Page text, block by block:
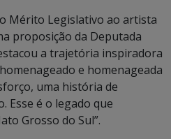
Mérito Legislativo ao artista
proposição da Deputada
a trajetória inspiradora
e homenageada
uma história de
Esse é o legado que
Grosso do Sul”.